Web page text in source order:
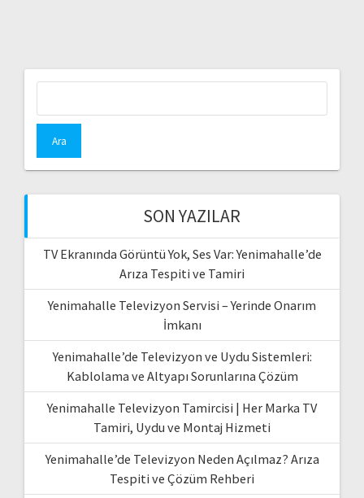
SON YAZILAR
TV Ekranında Görüntü Yok, Ses Var: Yenimahalle’de
Arıza Tespiti ve Tamiri
Yenimahalle Televizyon Servisi – Yerinde Onarım
İmkanı
Yenimahalle’de Televizyon ve Uydu Sistemleri:
Kablolama ve Altyapı Sorunlarına Çözüm
Yenimahalle Televizyon Tamircisi | Her Marka TV
Tamiri, Uydu ve Montaj Hizmeti
Yenimahalle’de Televizyon Neden Açılmaz? Arıza
Tespiti ve Çözüm Rehberi